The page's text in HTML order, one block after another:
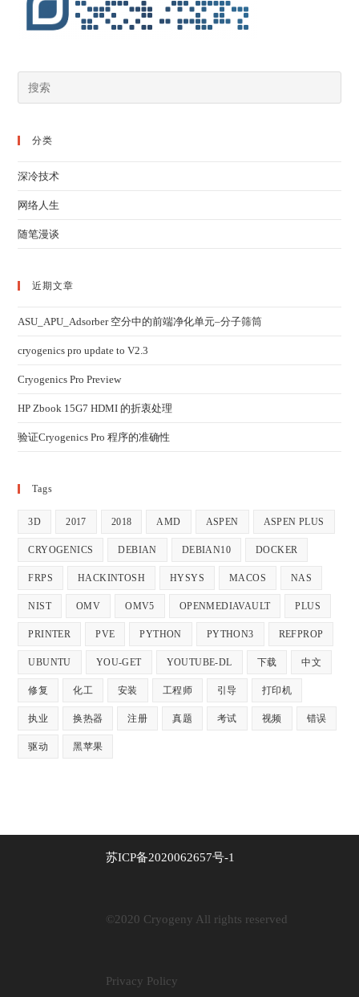
分类
深冷技术
网络人生
随笔漫谈
近期文章
ASU_APU_Adsorber 空分中的前端净化单元–分子筛筒
cryogenics pro update to V2.3
Cryogenics Pro Preview
HP Zbook 15G7 HDMI 的折衷处理
验证Cryogenics Pro 程序的准确性
Tags
3D 2017 2018 AMD ASPEN ASPEN PLUS
CRYOGENICS DEBIAN DEBIAN10 DOCKER
FRPS HACKINTOSH HYSYS MACOS NAS
NIST OMV OMV5 OPENMEDIAVAULT PLUS
PRINTER PVE PYTHON PYTHON3 REFPROP
UBUNTU YOU-GET YOUTUBE-DL 下载 中文
修复 化工 安装 工程师 引导 打印机
执业 换热器 注册 真题 考试 视频 错误
驱动 黑苹果
苏ICP备2020062657号-1
©2020 Cryogeny All rights reserved
Privacy Policy